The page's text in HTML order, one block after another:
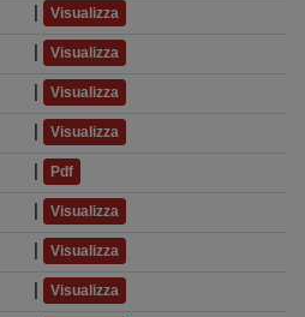
Visualizza
Visualizza
Visualizza
Visualizza
Pdf
Visualizza
Visualizza
Visualizza